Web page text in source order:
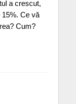
a crescut,
Ce vă
Cum?